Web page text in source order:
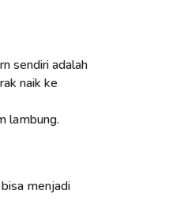
sendiri adalah
naik ke
lambung.
menjadi